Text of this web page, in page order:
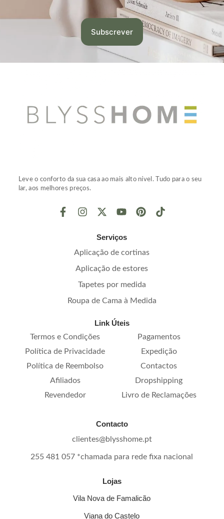
Leve o conforto da sua casa ao mais alto nível. Tudo para o seu
lar, aos melhores preços.
Serviços
Aplicação de cortinas
Aplicação de estores
Tapetes por medida
Roupa de Cama à Medida
Link Úteis
Termos e Condições
Pagamentos
Política de Privacidade
Expedição
Política de Reembolso
Contactos
Afiliados
Dropshipping
Revendedor
Livro de Reclamações
Contacto
clientes@blysshome.pt
255 481 057 *chamada para rede fixa nacional
Lojas
Vila Nova de Famalicão
Viana do Castelo